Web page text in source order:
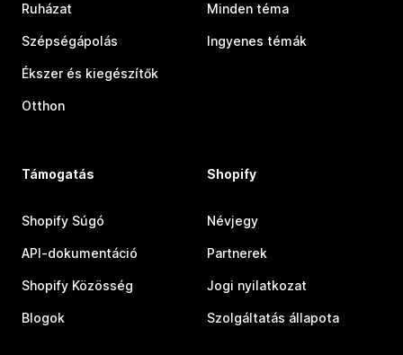
Ruházat
Szépségápolás
Ékszer és kiegészítők
Otthon
Minden téma
Ingyenes témák
Támogatás
Shopify Súgó
API-dokumentáció
Shopify Közösség
Blogok
Shopify
Névjegy
Partnerek
Jogi nyilatkozat
Szolgáltatás állapota